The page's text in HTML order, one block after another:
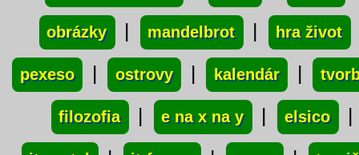
obrázky | mandelbrot | hra život
pexeso | ostrovy | kalendár |
filozofia | e na x na y | elsico |